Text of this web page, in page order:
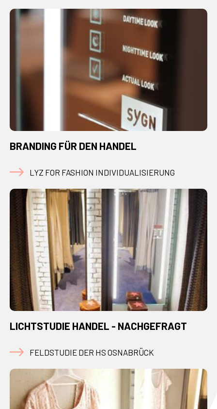
BRANDING FÜR DEN HANDEL
LYZ FOR FASHION INDIVIDUALISIERUNG
LICHTSTUDIE HANDEL - NACHGEFRAGT
FELDSTUDIE DER HS OSNABRÜCK